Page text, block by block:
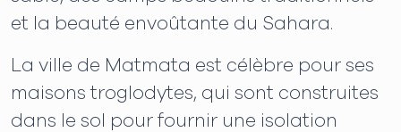
et la beauté envoûtante du Sahara.
La ville de Matmata est célèbre pour ses
maisons troglodytes, qui sont construites
dans le sol pour fournir une isolation